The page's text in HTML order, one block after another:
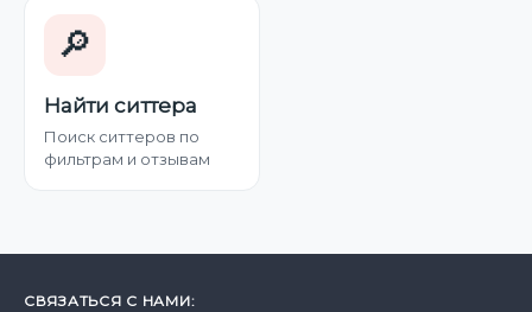
🔎
Найти ситтера
Поиск ситтеров по
фильтрам и отзывам
СВЯЗАТЬСЯ С НАМИ: